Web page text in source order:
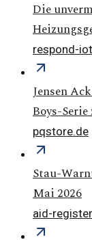
Die
respond-
Jensen
Boys-
pqstore.de
Stau-
Mai 2026
aid-